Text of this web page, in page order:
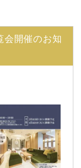
会開催のお知